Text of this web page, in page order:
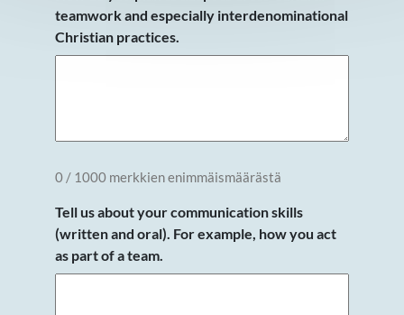
teamwork and especially interdenominational
Christian practices.
0 / 1000 merkkien enimmäismäärästä
Tell us about your communication skills
(written and oral). For example, how you act
as part of a team.